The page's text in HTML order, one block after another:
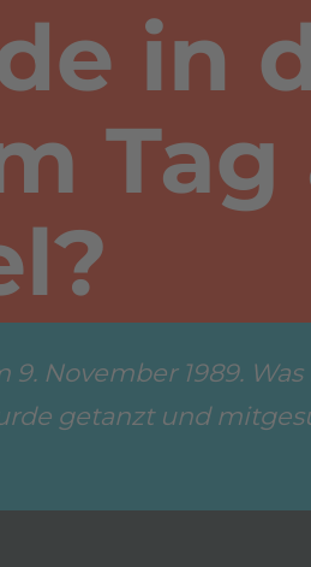
in
Tag
November 1989.
getanzt und